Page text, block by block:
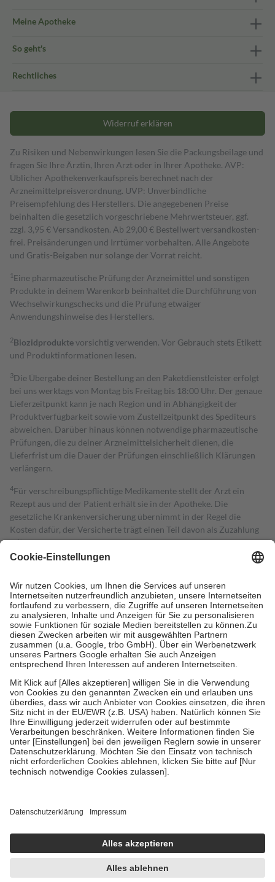
Meine Apotheke
So geht's
Rechtliches
Widerruf erklären
Zu Risiken und Nebenwirkungen lesen Sie die Packungsbeilage und
fragen Sie Ihre Ärztin, Ihren Arzt oder in Ihrer Apotheke. AVP:
Üblicher Apothekenverkaufspreis berechnet nach der
Arzneimittelpreisverordnung. UVP: Unverbindliche
Preisempfehlung des Herstellers. Die angegebenen Preise
beinhalten die gesetzlich vorgeschriebene Mehrwertsteuer, ggf.
zzgl. 3,95 € Versandkosten. Ab 29,00 € Bestell­wert versand­kosten­
frei. Preisänderungen und Irrtümer vorbehalten. Alle Angebote
und Gratis-Beigaben nur solange der Vorrat reicht.
1 Eine pharmazeutische Prüfung der Arzneimittel und sonstigen
Produkte in deinem Warenkorb beinhaltet die Durchführung von
Wechselwirkungschecks und die Prüfung etwaiger
Anwendungshinweise des Herstellers.
2Biozidproduktevorsichtig verwenden. Vor Gebrauch stets Etikett
und Produktinformationen lesen.
3Die Übergabe deiner Bestellung an den Paketdienstleister erfolgt
bei uns werktags von Montag bis Freitag bis 18:00 Uhr. Der genaue
Lieferzeitpunkt kann je nach Region und in Abhängigkeit der
Produktverfügbarkeit sowie vom Zustellzeitpunkt des Spediteurs
abweichen. Darüber hinaus können notwendige pharmazeutische
Prüfungen, die zu deiner Arzneimittelsicherheit dienen, die
Lieferfrist um die Dauer der Prüfungen einschließlich Klärungen
verlängern.
4Für verschreibungspflichtige Medikamente stellt der Arzt ein
Rezept aus und der Patient erhält sie in der Apotheke. Die
gesetzliche Krankenversicherung übernimmt in der Regel die
Kosten dafür, der Versicherte trägt einen Teil davon als Zuzahlung
mit.
Grundsätzlich leisten Mitglieder Zuzahlungen in Höhe von zehn
höchstens zehn Euro.
Es sind jedoch nie mehr als die tatsächlichen
Kosten der Leistung zu entrichten.
Diese Regeln gelten grundsätzlich auch für Online-Apotheken.
Bei Heilmitteln und häuslicher Krankenpflege beträgt die
Zuzahlung zehn Prozent der Kosten sowie zehn Euro je
Verordnung.
Um das Engagement der Versicherten für ihre eigene Gesundheit zu
stärken und die besondere Stellung der Familie zu unterstützen,
fallenkeine Zuzahlungenan bei:
• Kindern und Jugendlichen bis zum vollendeten 18. Lebensjahr
mit Ausnahme der Fahrkosten
• Untersuchungen zur Vorsorge und Früherkennung, die von der
GKV getragen werden
• empfohlenen Schutzimpfungen
• Harn- und Blutteststreifen
getroffen, um sicherzustellen, dass es sich um echte Bewertungen
https://help.etrusted.com/hc/de/articles/4419944605341
Einige Bilder und Inhalte wurden unter Zuhilfenahme künstlicher